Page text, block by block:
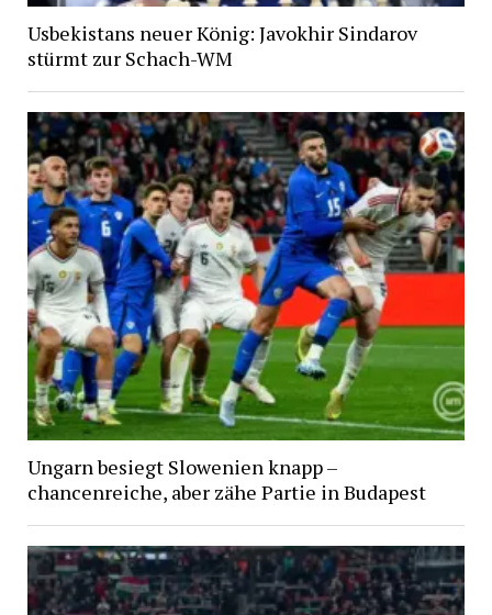
Usbekistans neuer König: Javokhir Sindarov
stürmt zur Schach-WM
Ungarn besiegt Slowenien knapp –
chancenreiche, aber zähe Partie in Budapest